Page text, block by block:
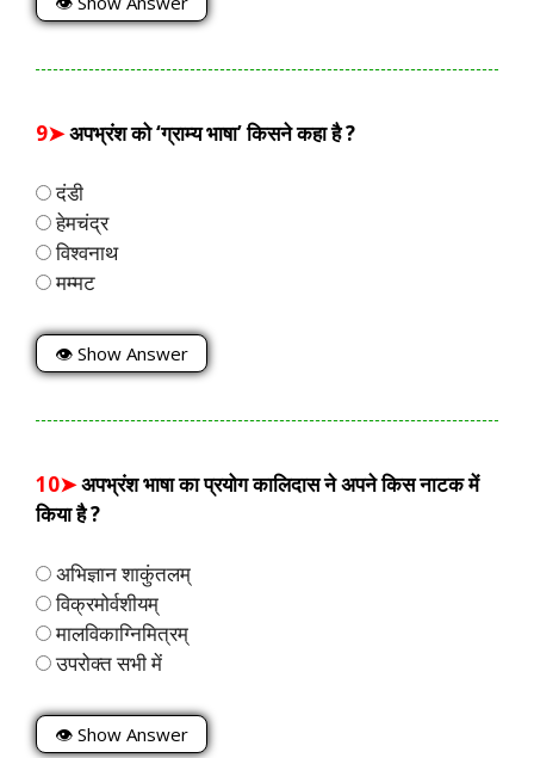
9➤अपभ्रंश को ‘ग्राम्य भाषा’ किसने कहा है ?
दंडी
हेमचंद्र
विश्वनाथ
मम्मट
👁 Show Answer
10➤अपभ्रंश भाषा का प्रयोग कालिदास ने अपने किस नाटक में
किया है ?
अभिज्ञान शाकुंतलम्
विक्रमोर्वशीयम्
मालविकाग्निमित्रम्
उपरोक्त सभी में
👁 Show Answer